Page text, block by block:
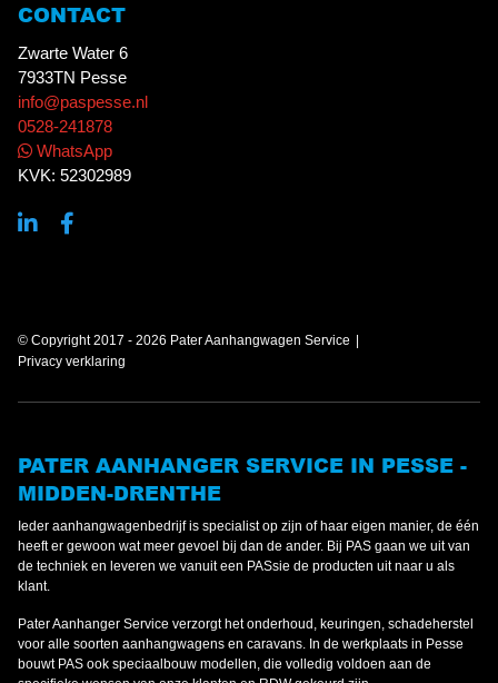
CONTACT
Zwarte Water 6
7933TN Pesse
info@paspesse.nl
0528-241878
WhatsApp
KVK: 52302989
© Copyright 2017 - 2026 Pater Aanhangwagen Service
Privacy verklaring
PATER AANHANGER SERVICE IN PESSE -
MIDDEN-DRENTHE
Ieder aanhangwagenbedrijf is specialist op zijn of haar eigen manier, de één
heeft er gewoon wat meer gevoel bij dan de ander. Bij PAS gaan we uit van
de techniek en leveren we vanuit een PASsie de producten uit naar u als
klant.
Pater Aanhanger Service verzorgt het onderhoud, keuringen, schadeherstel
voor alle soorten aanhangwagens en caravans. In de werkplaats in Pesse
bouwt PAS ook speciaalbouw modellen, die volledig voldoen aan de